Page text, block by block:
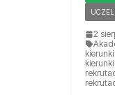
2